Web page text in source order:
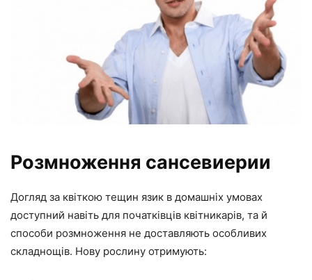
Розмноження сансевиерии
Догляд за квіткою тещин язик в домашніх умовах
доступний навіть для початківців квітникарів, та й
способи розмноження не доставляють особливих
складнощів. Нову рослину отримують: